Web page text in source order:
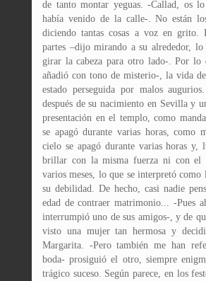
de tanto montar yeguas. -Callad, os
había venido de la calle-. No están
diciendo tantas cosas a voz en grito.
partes –dijo mirando a su alrededor,
girar la cabeza para otro lado-. Por lo
añadió con tono de misterio-, la vida
estado perseguida por malos
después de su nacimiento en Sevilla y
presentación en el templo, como
se apagó durante varias horas, como
cielo se apagó durante varias horas
brillar con la misma fuerza ni con el
varios meses, lo que se interpretó como
su debilidad. De hecho, casi nadie
edad de contraer matrimonio... -Pues
interrumpió uno de sus amigos-, y de
visto una mujer tan hermosa y
Margarita. -Pero también me han
boda- prosiguió el otro, siempre
trágico suceso. Según parece, en los